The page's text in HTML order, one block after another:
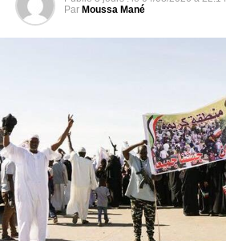
devraient être « les derniers de leur
Président américain Donald Trump
qui s’étaient produites au Capitole
Source : Koaci / Mensah –
KOACI au Ghana, Togo et Nigeria –
togolaise de koaci.com (+228) 98 95
koaci.ghana@gmail.com –
Par Moussa Mané